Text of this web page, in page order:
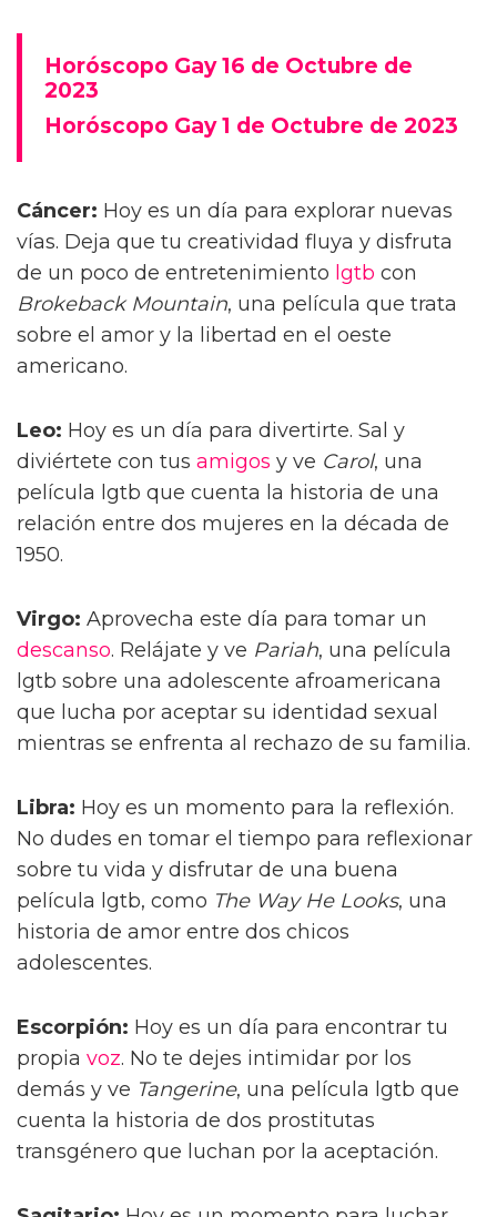
Horóscopo Gay 16 de Octubre de
2023
Horóscopo Gay 1 de Octubre de 2023
Cáncer: Hoy es un día para explorar nuevas
vías. Deja que tu creatividad fluya y disfruta
de un poco de entretenimiento lgtb con
Brokeback Mountain, una película que trata
sobre el amor y la libertad en el oeste
americano.
Leo: Hoy es un día para divertirte. Sal y
diviértete con tus amigos y ve Carol, una
película lgtb que cuenta la historia de una
relación entre dos mujeres en la década de
1950.
Virgo: Aprovecha este día para tomar un
descanso. Relájate y ve Pariah, una película
lgtb sobre una adolescente afroamericana
que lucha por aceptar su identidad sexual
mientras se enfrenta al rechazo de su familia.
Libra: Hoy es un momento para la reflexión.
No dudes en tomar el tiempo para reflexionar
sobre tu vida y disfrutar de una buena
película lgtb, como The Way He Looks, una
historia de amor entre dos chicos
adolescentes.
Escorpión: Hoy es un día para encontrar tu
propia voz. No te dejes intimidar por los
demás y ve Tangerine, una película lgtb que
cuenta la historia de dos prostitutas
transgénero que luchan por la aceptación.